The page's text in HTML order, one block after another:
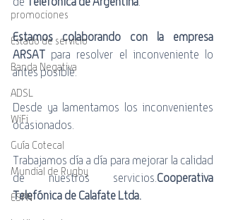
promociones
Estado de servicio
Banda Negativa
ADSL
WiFi
Guía Cotecal
Mundial de Rugby
ESPN
Estamos colaborando con la empresa
ARSAT para resolver el inconveniente lo
antes posible.
Desde ya lamentamos los inconvenientes
ocasionados.
Trabajamos día a día para mejorar la calidad
de nuestros servicios. Cooperativa
Telefónica de Calafate Ltda.